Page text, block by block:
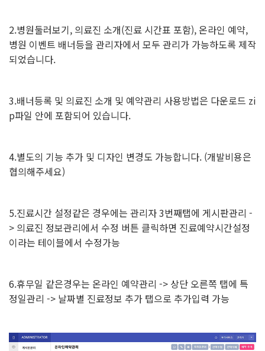
2.병원둘러보기, 의료진 소개(진료 시간표 포함), 온라인 예약,
병원 이벤트 배너등을 관리자에서 모두 관리가 가능하도록 제작
되었습니다.
3.배너등록 및 의료진 소개 및 예약관리 사용방법은 다운로드 zi
p파일 안에 포함되어 있습니다.
4.별도의 기능 추가 및 디자인 변경도 가능합니다. (개발비용은
협의해주세요)
5.진료시간 설정같은 경우에는 관리자 3번째탭에 게시판관리 -
> 의료진 정보관리에서 수정 버튼 클릭하면 진료예약시간설정
이라는 테이블에서 수정가능
6.휴무일 같은경우는 온라인 예약관리 -> 상단 오른쪽 탭에 특
정일관리 -> 날짜별 진료정보 추가 탭으로 추가입력 가능